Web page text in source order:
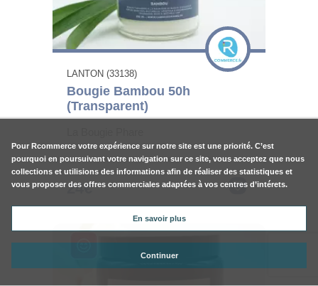
LANTON (33138)
Bougie Bambou 50h
(Transparent)
24€
Pour Rcommerce votre expérience sur notre site est une priorité. C’est
pourquoi en poursuivant votre navigation sur ce site, vous acceptez que nous
collections et utilisions des informations afin de réaliser des statistiques et
vous proposer des offres commerciales adaptées à vos centres d’intérets.
En savoir plus
Continuer